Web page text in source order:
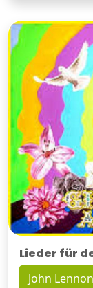
Lieder für
John Lennon